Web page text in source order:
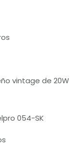
vintage de 20W
054-SK